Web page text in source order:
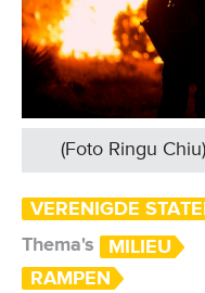
(Foto Ringu Chiu)
VERENIGDE
Thema's
MILIEU
RAMPEN